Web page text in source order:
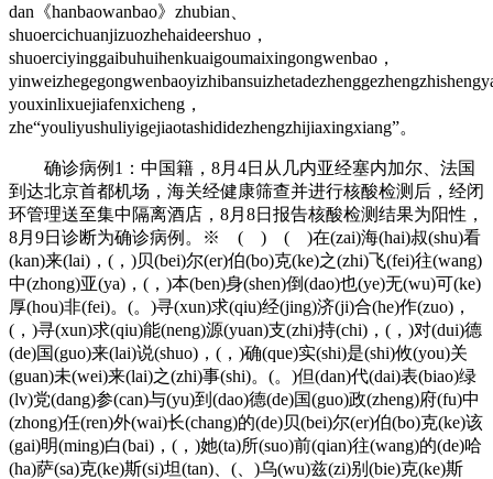
dan《hanbaowanbao》zhubian、
shuoercichuanjizuozhehaideershuo，
shuoerciyinggaibuhuihenkuaigoumaixingongwenbao，
youxinlixuejiafenxicheng，
zhe“youliyushuliyigejiaotashididezhengzhijiaxingxiang”。
确诊病例1：中国籍，8月4日从几内亚经塞内加尔、法国
到达北京首都机场，海关经健康筛查并进行核酸检测后，经闭
环管理送至集中隔离酒店，8月8日报告核酸检测结果为阳性，
8月9日诊断为确诊病例。※ ( ) ( )在(zai)海(hai)叔(shu)看
(kan)来(lai)，(，)贝(bei)尔(er)伯(bo)克(ke)之(zhi)飞(fei)往(wang)
中(zhong)亚(ya)，(，)本(ben)身(shen)倒(dao)也(ye)无(wu)可(ke)
厚(hou)非(fei)。(。)寻(xun)求(qiu)经(jing)济(ji)合(he)作(zuo)，
(，)寻(xun)求(qiu)能(neng)源(yuan)支(zhi)持(chi)，(，)对(dui)德
(de)国(guo)来(lai)说(shuo)，(，)确(que)实(shi)是(shi)攸(you)关
(guan)未(wei)来(lai)之(zhi)事(shi)。(。)但(dan)代(dai)表(biao)绿
(lv)党(dang)参(can)与(yu)到(dao)德(de)国(guo)政(zheng)府(fu)中
(zhong)任(ren)外(wai)长(chang)的(de)贝(bei)尔(er)伯(bo)克(ke)该
(gai)明(ming)白(bai)，(，)她(ta)所(suo)前(qian)往(wang)的(de)哈
(ha)萨(sa)克(ke)斯(si)坦(tan)、(、)乌(wu)兹(zi)别(bie)克(ke)斯